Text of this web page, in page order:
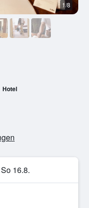
Hotel
So 16.8.
1/8